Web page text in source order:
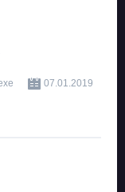
07.01.2019